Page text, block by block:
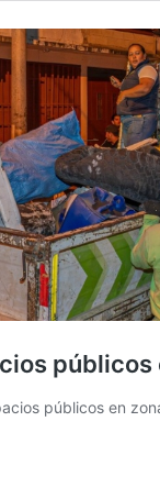
públicos
públicos en